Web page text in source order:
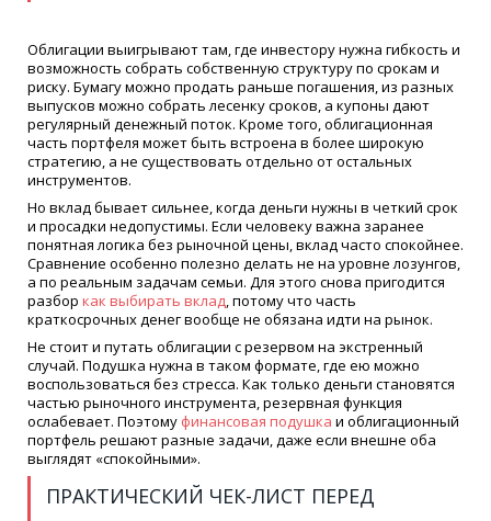
Облигации выигрывают там, где инвестору нужна гибкость и
возможность собрать собственную структуру по срокам и
риску. Бумагу можно продать раньше погашения, из разных
выпусков можно собрать лесенку сроков, а купоны дают
регулярный денежный поток. Кроме того, облигационная
часть портфеля может быть встроена в более широкую
стратегию, а не существовать отдельно от остальных
инструментов.
Но вклад бывает сильнее, когда деньги нужны в четкий срок
и просадки недопустимы. Если человеку важна заранее
понятная логика без рыночной цены, вклад часто спокойнее.
Сравнение особенно полезно делать не на уровне лозунгов,
а по реальным задачам семьи. Для этого снова пригодится
разбор как выбирать вклад, потому что часть
краткосрочных денег вообще не обязана идти на рынок.
Не стоит и путать облигации с резервом на экстренный
случай. Подушка нужна в таком формате, где ею можно
воспользоваться без стресса. Как только деньги становятся
частью рыночного инструмента, резервная функция
ослабевает. Поэтому финансовая подушка и облигационный
портфель решают разные задачи, даже если внешне оба
выглядят «спокойными».
ПРАКТИЧЕСКИЙ ЧЕК-ЛИСТ ПЕРЕД